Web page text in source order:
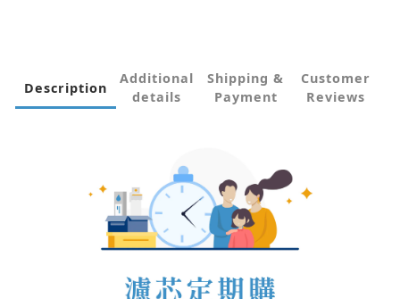
Description
Additional
details
Shipping &
Payment
Customer
Reviews